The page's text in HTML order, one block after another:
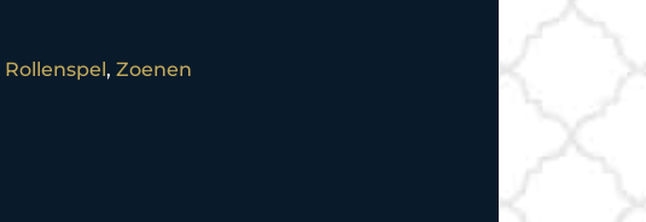
Rollenspel, Zoenen